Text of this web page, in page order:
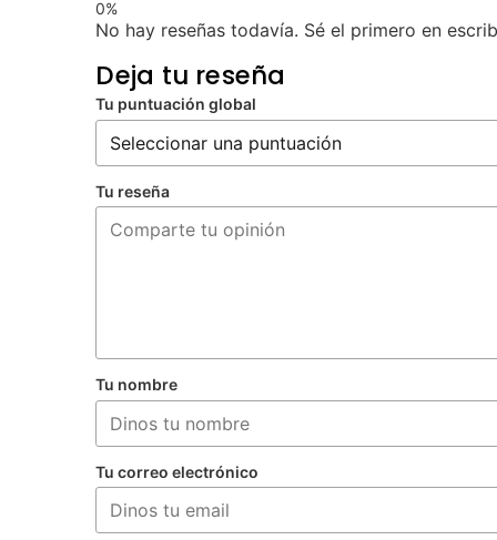
No hay reseñas todavía. Sé el primero en
Deja tu reseña
Tu puntuación global
Tu reseña
Tu nombre
Tu correo electrónico